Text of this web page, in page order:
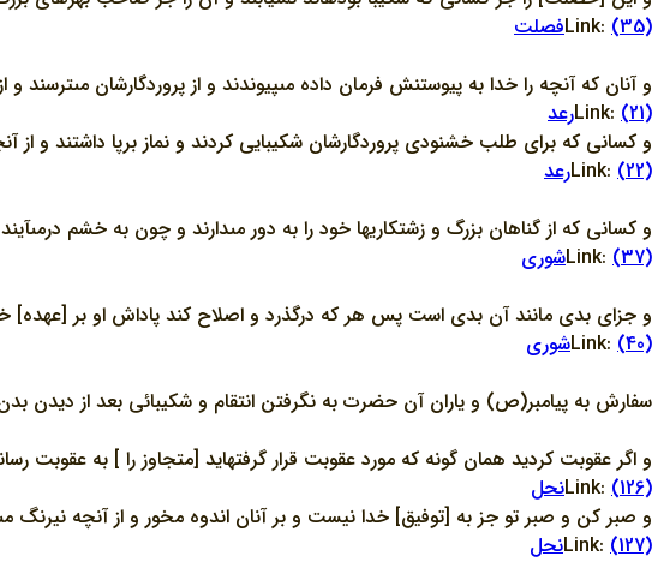
Link: (35)فصلت
و آنان كه آنچه را خدا به پيوستنش فرمان داده مى‏پيوندند و از پروردگارشان مى‏ترسند
Link: (21)رعد
و كسانى كه براى طلب خشنودى پروردگارشان شكيبايى كردند و نماز برپا داشتند و از
Link: (22)رعد
و كسانى كه از گناهان بزرگ و زشتكاريها خود را به دور مى‏دارند و چون به خشم
Link: (37)شوري
و جزاى بدى مانند آن بدى است پس هر كه درگذرد و اصلاح كند پاداش او بر [عهده]
Link: (40)شوري
سفارش به پيامبر(ص) و ياران آن حضرت به نگرفتن انتقام و شکيبائي بعد از ديدن
و اگر عقوبت كرديد همان گونه كه مورد عقوبت قرار گرفته‏ايد [متجاوز را ] به عقوبت
Link: (126)نحل
و صبر كن و صبر تو جز به [توفيق] خدا نيست و بر آنان اندوه مخور و از آنچه نيرنگ
Link: (127)نحل